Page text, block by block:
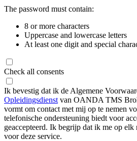
The password must contain:
8 or more characters
Uppercase and lowercase letters
At least one digit and special
Check all consents
Ik bevestig dat ik de Algemene
Opleidingsdienst van OANDA TMS
vormt om contact met mij op te nemen
telefonische ondersteuning biedt voor
geaccepteerd. Ik begrijp dat ik me op elk
voor deze service.